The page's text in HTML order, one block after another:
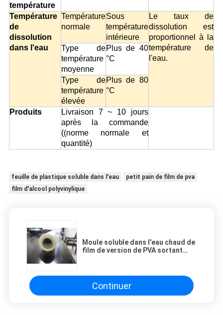
température
Température
de
dissolution
dans l'eau
Température
normale
Sous
température
intérieure
Le taux de
dissolution est
proportionnel à la
température de
l'eau.
Type de
température
moyenne
Plus de 40
°C
Type de
température
élevée
Plus de 80
°C
Produits
Livraison 7 ~ 10 jours
après la commande
((norme normale et
quantité)
feuille de plastique soluble dans l'eau
petit pain de film de pva
film d'alcool polyvinylique
Moule soluble dans l'eau chaud de
film de version de PVA sortant
Continuer